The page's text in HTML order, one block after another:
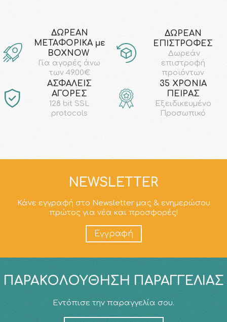
ΔΩΡΕΑΝ
ΜΕΤΑΦΟΡΙΚΑ με
ΒΟΧΝΟW
Για αγορές άνω
των 49.00€
ΔΩΡΕΑΝ
ΕΠΙΣΤΡΟΦΕΣ
Δωρεάν
επιστροφή
προϊόντων
AΣΦΑΛΕΙΣ
ΑΓΟΡΕΣ
128 bit SSL
protocols
35 ΧΡΟΝΙΑ
ΠΕΙΡΑΣ
Εξειδικευμένο
Προσωπικό
NEWSLETTER
Κάνε εγγραφή στο Newsletter μας & ενημερώσου
πρώτος για νέα και προσφορές!
Εγγραφή
ΠΑΡΑΚΟΛΟΎΘΗΣΗ ΠΑΡΑΓΓΕΛΊΑΣ
Εντόπισε την παραγγελία σου.